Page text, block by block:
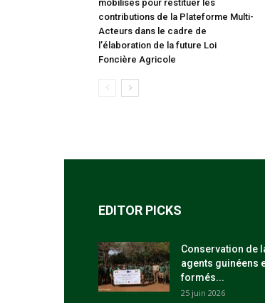
mobilisés pour restituer les
contributions de la Plateforme Multi-
Acteurs dans le cadre de
l’élaboration de la future Loi
Foncière Agricole
EDITOR PICKS
Conservation de
agents guinéens
formés...
25 juin 2026